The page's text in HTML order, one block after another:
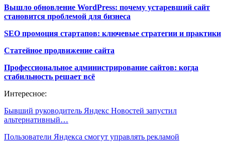
Вышло обновление WordPress: почему устаревший сайт
становится проблемой для бизнеса
SEO промоция стартапов: ключевые стратегии и практики
Статейное продвижение сайта
Профессиональное администрирование сайтов: когда
стабильность решает всё
Интересное:
Бывший руководитель Яндекс Новостей запустил
альтернативный…
Пользователи Яндекса смогут управлять рекламой